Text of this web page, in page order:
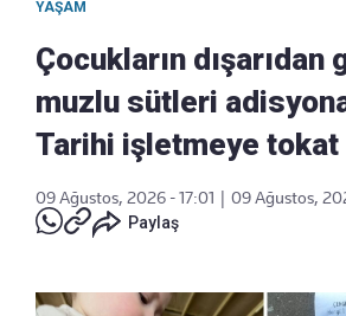
YAŞAM
Çocukların dışarıdan
muzlu sütleri
Tarihi işletmeye
09 Ağustos, 2026 - 17:01
09 Ağustos,
Paylaş